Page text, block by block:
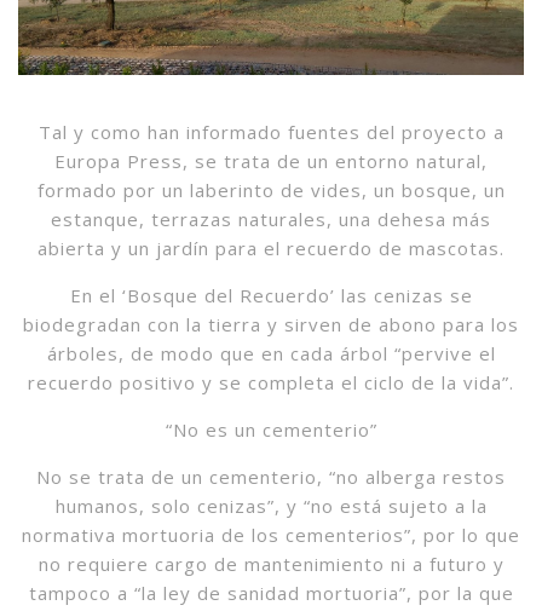
Tal y como han informado fuentes del proyecto a
Europa Press, se trata de un entorno natural,
formado por un laberinto de vides, un bosque, un
estanque, terrazas naturales, una dehesa más
abierta y un jardín para el recuerdo de mascotas.
En el ‘Bosque del Recuerdo’ las cenizas se
biodegradan con la tierra y sirven de abono para los
árboles, de modo que en cada árbol “pervive el
recuerdo positivo y se completa el ciclo de la vida”.
“No es un cementerio”
No se trata de un cementerio, “no alberga restos
humanos, solo cenizas”, y “no está sujeto a la
normativa mortuoria de los cementerios”, por lo que
no requiere cargo de mantenimiento ni a futuro y
tampoco a “la ley de sanidad mortuoria”, por la que